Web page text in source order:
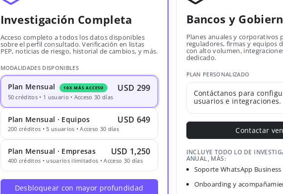
Investigación Completa
Acceso completo a todos los datos disponibles
sobre el perfil consultado. Verificación en listas
PEP, noticias de riesgo, historial de cambios, y más.
MODALIDADES DISPONIBLES
Plan Mensual 10X MÁS ACCESO USD 299
50 créditos • 1 usuario • Acceso 30 días
Plan Mensual · Equipos USD 649
200 créditos • 5 usuarios • Acceso 30 días
Plan Mensual · Empresas USD 1,250
400 créditos • usuarios ilimitados • Acceso 30 días
Desbloquear con mayor profundidad
Bancos y
Planes anuales y corporativos
reguladores, firmas y equipos
con alto volumen,
dedicado.
PLAN PERSONALIZADO
Contáctanos para
usuarios e integraciones.
Contactar
INCLUYE TODO LO DE
ANUAL, MÁS:
Soporte WhatsApp Business
Onboarding y